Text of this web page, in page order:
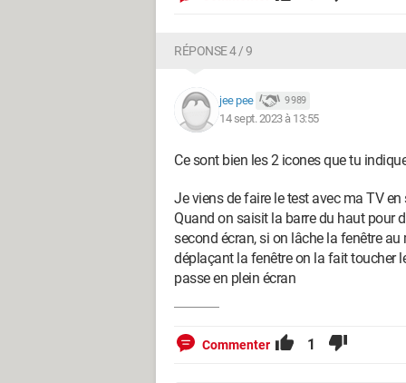
RÉPONSE 4 / 9
jee pee 9 989
14 sept. 2023 à 13:55
Ce sont bien les 2 icones que tu
Je viens de faire le test avec ma TV
Quand on saisit la barre du haut pour
second écran, si on lâche la fenêtre
déplaçant la fenêtre on la fait toucher
passe en plein écran
Commenter 1